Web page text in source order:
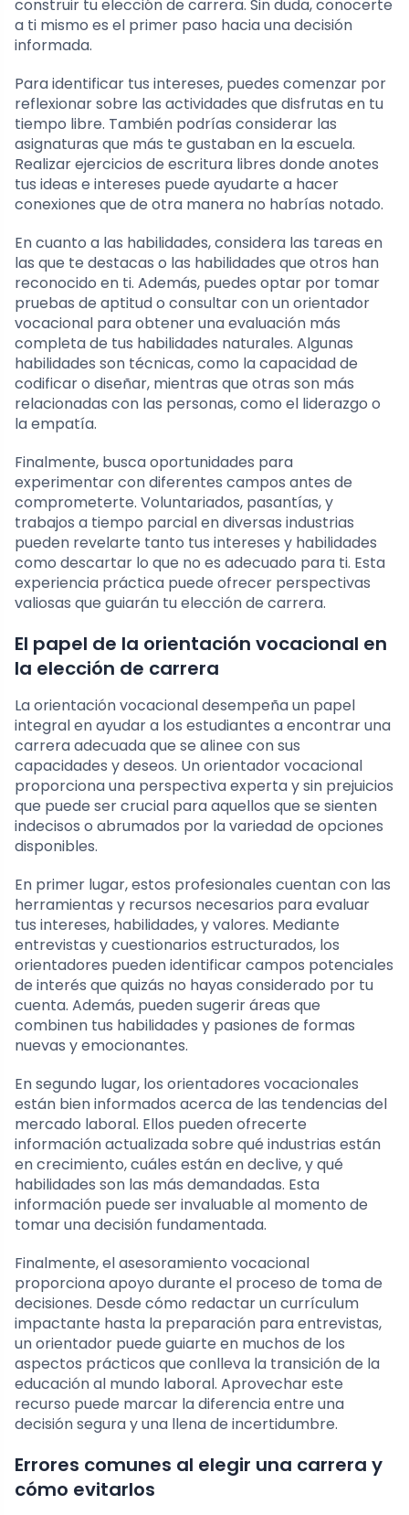
construir tu elección de carrera. Sin duda, conocerte
a ti mismo es el primer paso hacia una decisión
informada.
Para identificar tus intereses, puedes comenzar por
reflexionar sobre las actividades que disfrutas en tu
tiempo libre. También podrías considerar las
asignaturas que más te gustaban en la escuela.
Realizar ejercicios de escritura libres donde anotes
tus ideas e intereses puede ayudarte a hacer
conexiones que de otra manera no habrías notado.
En cuanto a las habilidades, considera las tareas en
las que te destacas o las habilidades que otros han
reconocido en ti. Además, puedes optar por tomar
pruebas de aptitud o consultar con un orientador
vocacional para obtener una evaluación más
completa de tus habilidades naturales. Algunas
habilidades son técnicas, como la capacidad de
codificar o diseñar, mientras que otras son más
relacionadas con las personas, como el liderazgo o
la empatía.
Finalmente, busca oportunidades para
experimentar con diferentes campos antes de
comprometerte. Voluntariados, pasantías, y
trabajos a tiempo parcial en diversas industrias
pueden revelarte tanto tus intereses y habilidades
como descartar lo que no es adecuado para ti. Esta
experiencia práctica puede ofrecer perspectivas
valiosas que guiarán tu elección de carrera.
El papel de la orientación vocacional en
la elección de carrera
La orientación vocacional desempeña un papel
integral en ayudar a los estudiantes a encontrar una
carrera adecuada que se alinee con sus
capacidades y deseos. Un orientador vocacional
proporciona una perspectiva experta y sin prejuicios
que puede ser crucial para aquellos que se sienten
indecisos o abrumados por la variedad de opciones
disponibles.
En primer lugar, estos profesionales cuentan con las
herramientas y recursos necesarios para evaluar
tus intereses, habilidades, y valores. Mediante
entrevistas y cuestionarios estructurados, los
orientadores pueden identificar campos potenciales
de interés que quizás no hayas considerado por tu
cuenta. Además, pueden sugerir áreas que
combinen tus habilidades y pasiones de formas
nuevas y emocionantes.
En segundo lugar, los orientadores vocacionales
están bien informados acerca de las tendencias del
mercado laboral. Ellos pueden ofrecerte
información actualizada sobre qué industrias están
en crecimiento, cuáles están en declive, y qué
habilidades son las más demandadas. Esta
información puede ser invaluable al momento de
tomar una decisión fundamentada.
Finalmente, el asesoramiento vocacional
proporciona apoyo durante el proceso de toma de
decisiones. Desde cómo redactar un currículum
impactante hasta la preparación para entrevistas,
un orientador puede guiarte en muchos de los
aspectos prácticos que conlleva la transición de la
educación al mundo laboral. Aprovechar este
recurso puede marcar la diferencia entre una
decisión segura y una llena de incertidumbre.
Errores comunes al elegir una carrera y
cómo evitarlos